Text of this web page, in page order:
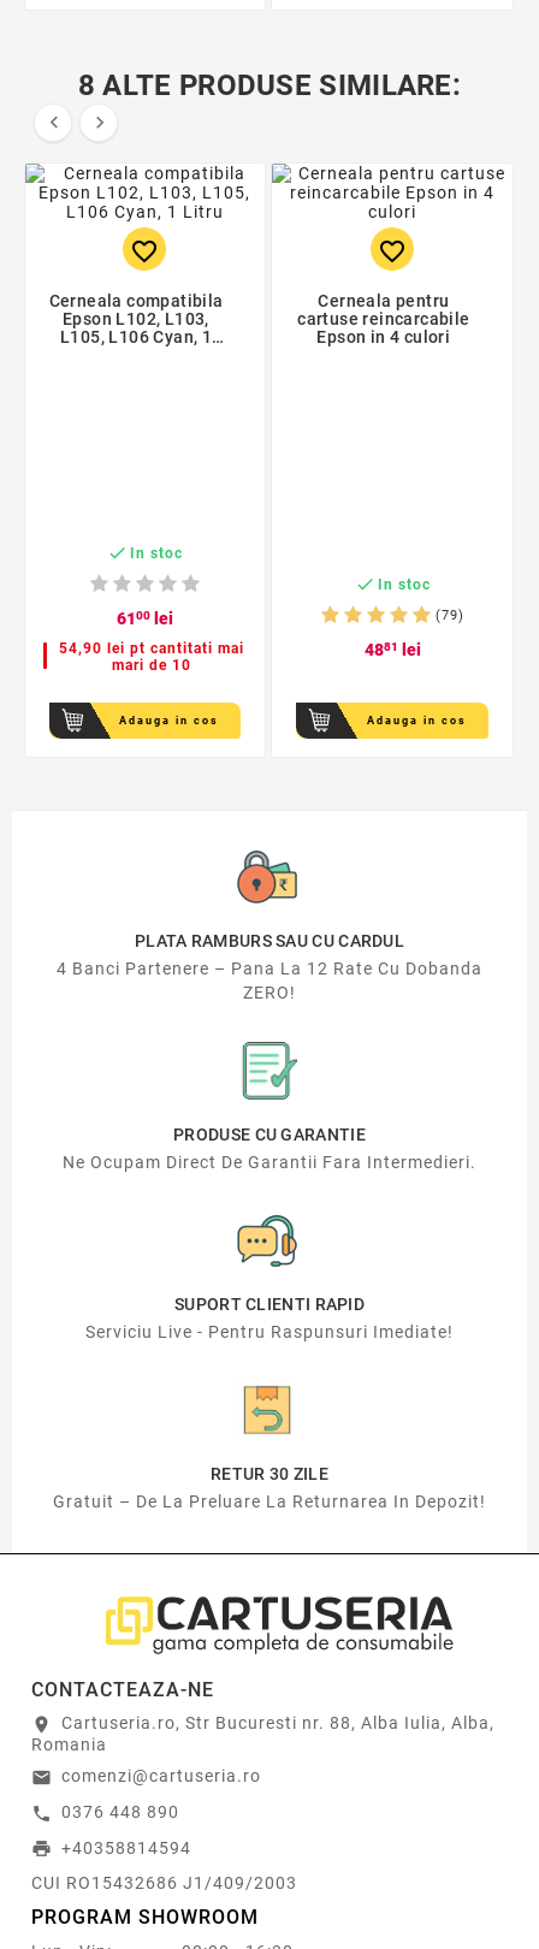
8 ALTE PRODUSE SIMILARE:
 
favorite_border
Cerneala compatibila
Epson L102, L103,
L105, L106 Cyan, 1
 In stoc
6100lei
54,90 lei pt cantitati mai
mari de 10
Adauga in cos
favorite_border
Cerneala pentru
cartuse reincarcabile
Epson in 4 culori
 In stoc
(79)
4881 lei
Adauga in cos
PLATA RAMBURS SAU CU CARDUL
4 Banci Partenere – Pana La 12 Rate Cu Dobanda
ZERO!
PRODUSE CU GARANTIE
Ne Ocupam Direct De Garantii Fara Intermedieri.
SUPORT CLIENTI RAPID
Serviciu Live - Pentru Raspunsuri Imediate!
RETUR 30 ZILE
Gratuit – De La Preluare La Returnarea In Depozit!
CONTACTEAZA-NE
location_on
Cartuseria.ro, Str Bucuresti nr. 88, Alba Iulia, Alba,
Romania
email comenzi@cartuseria.ro
call 0376 448 890
print +40358814594
CUI RO15432686 J1/409/2003
PROGRAM SHOWROOM